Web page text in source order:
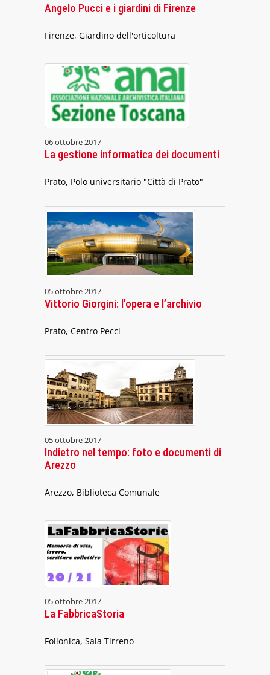
Angelo Pucci e i giardini di Firenze
Firenze, Giardino dell'orticoltura
06 ottobre 2017
La gestione informatica dei documenti
Prato, Polo universitario "Città di Prato"
05 ottobre 2017
Vittorio Giorgini: l’opera e l’archivio
Prato, Centro Pecci
05 ottobre 2017
Indietro nel tempo: foto e documenti di
Arezzo
Arezzo, Biblioteca Comunale
05 ottobre 2017
La FabbricaStoria
Follonica, Sala Tirreno